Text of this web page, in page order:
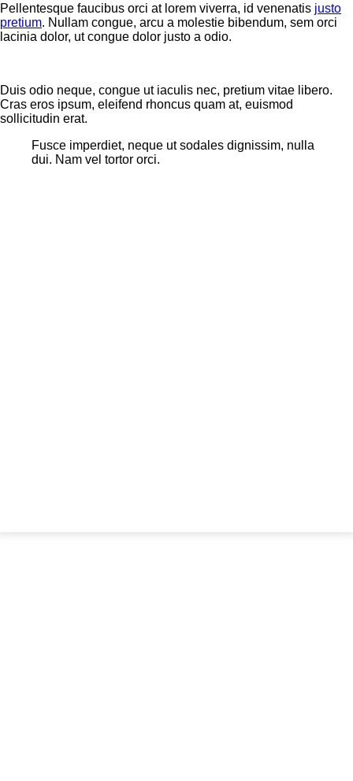
Pellentesque faucibus orci at lorem viverra, id venenatis justo
pretium. Nullam congue, arcu a molestie bibendum, sem orci
lacinia dolor, ut congue dolor justo a odio.
Duis odio neque, congue ut iaculis nec, pretium vitae libero.
Cras eros ipsum, eleifend rhoncus quam at, euismod
sollicitudin erat.
Fusce imperdiet, neque ut sodales dignissim, nulla
dui. Nam vel tortor orci.